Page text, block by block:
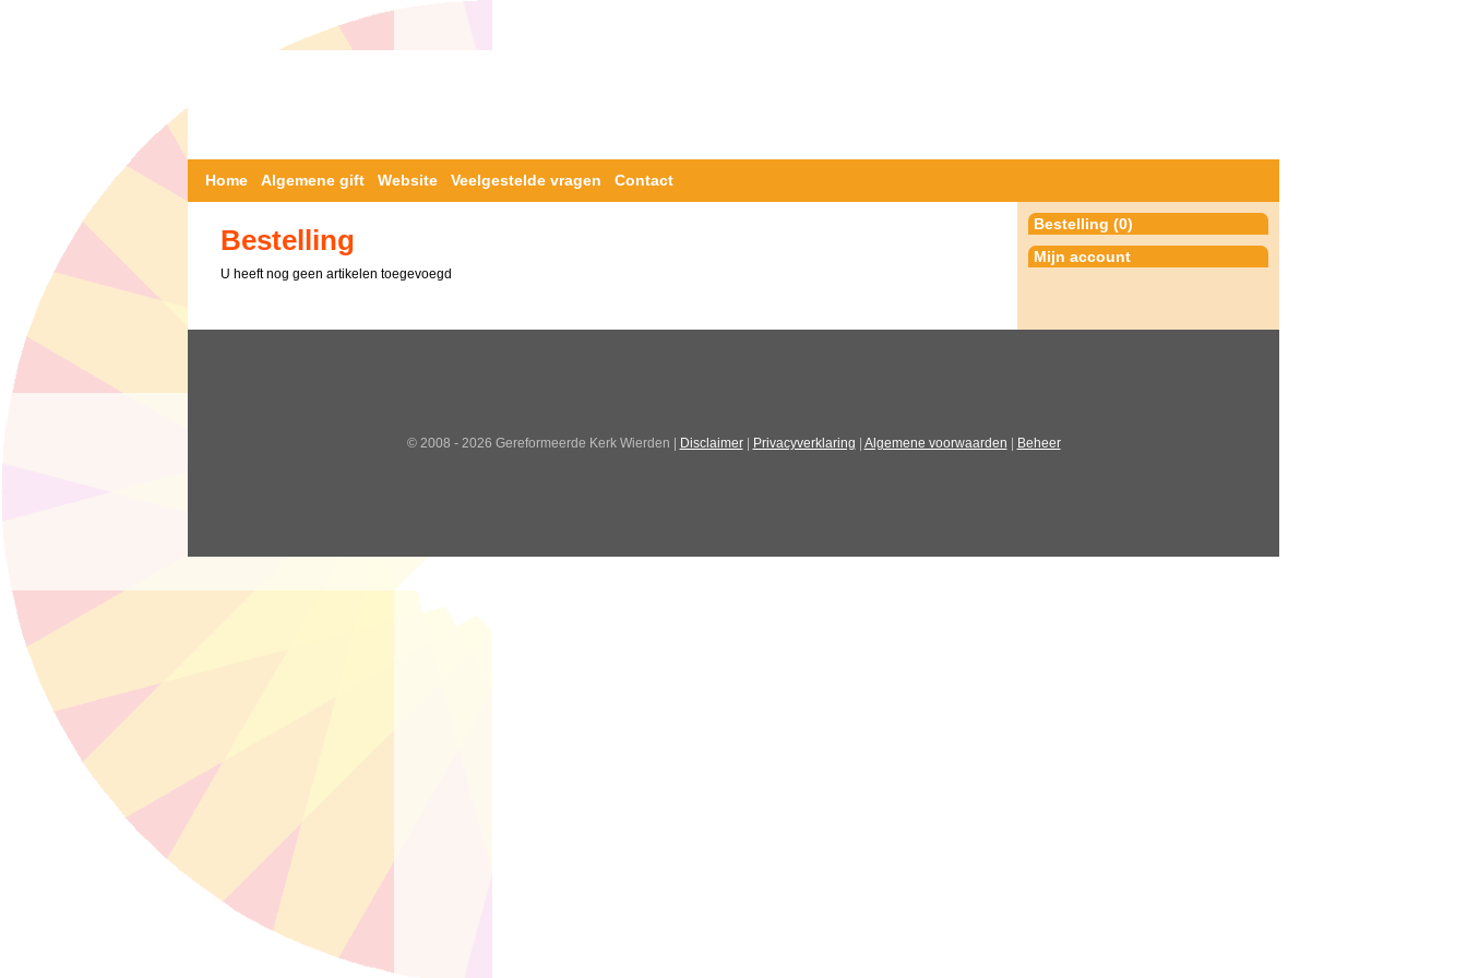
Home Algemene gift Website Veelgestelde vragen Contact
Bestelling
U heeft nog geen artikelen toegevoegd
Bestelling (0)
Mijn account
© 2008 - 2026 Gereformeerde Kerk Wierden | Disclaimer| Privacyverklaring Algemene voorwaarden Beheer